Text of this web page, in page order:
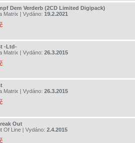
Dem Verderb (2CD Limited Digipack)
Matrix | Vydáno: 19.2.2021
-Ltd-
Matrix | Vydáno: 26.3.2015
Matrix | Vydáno: 26.3.2015
Out
Of Line | Vydáno: 2.4.2015